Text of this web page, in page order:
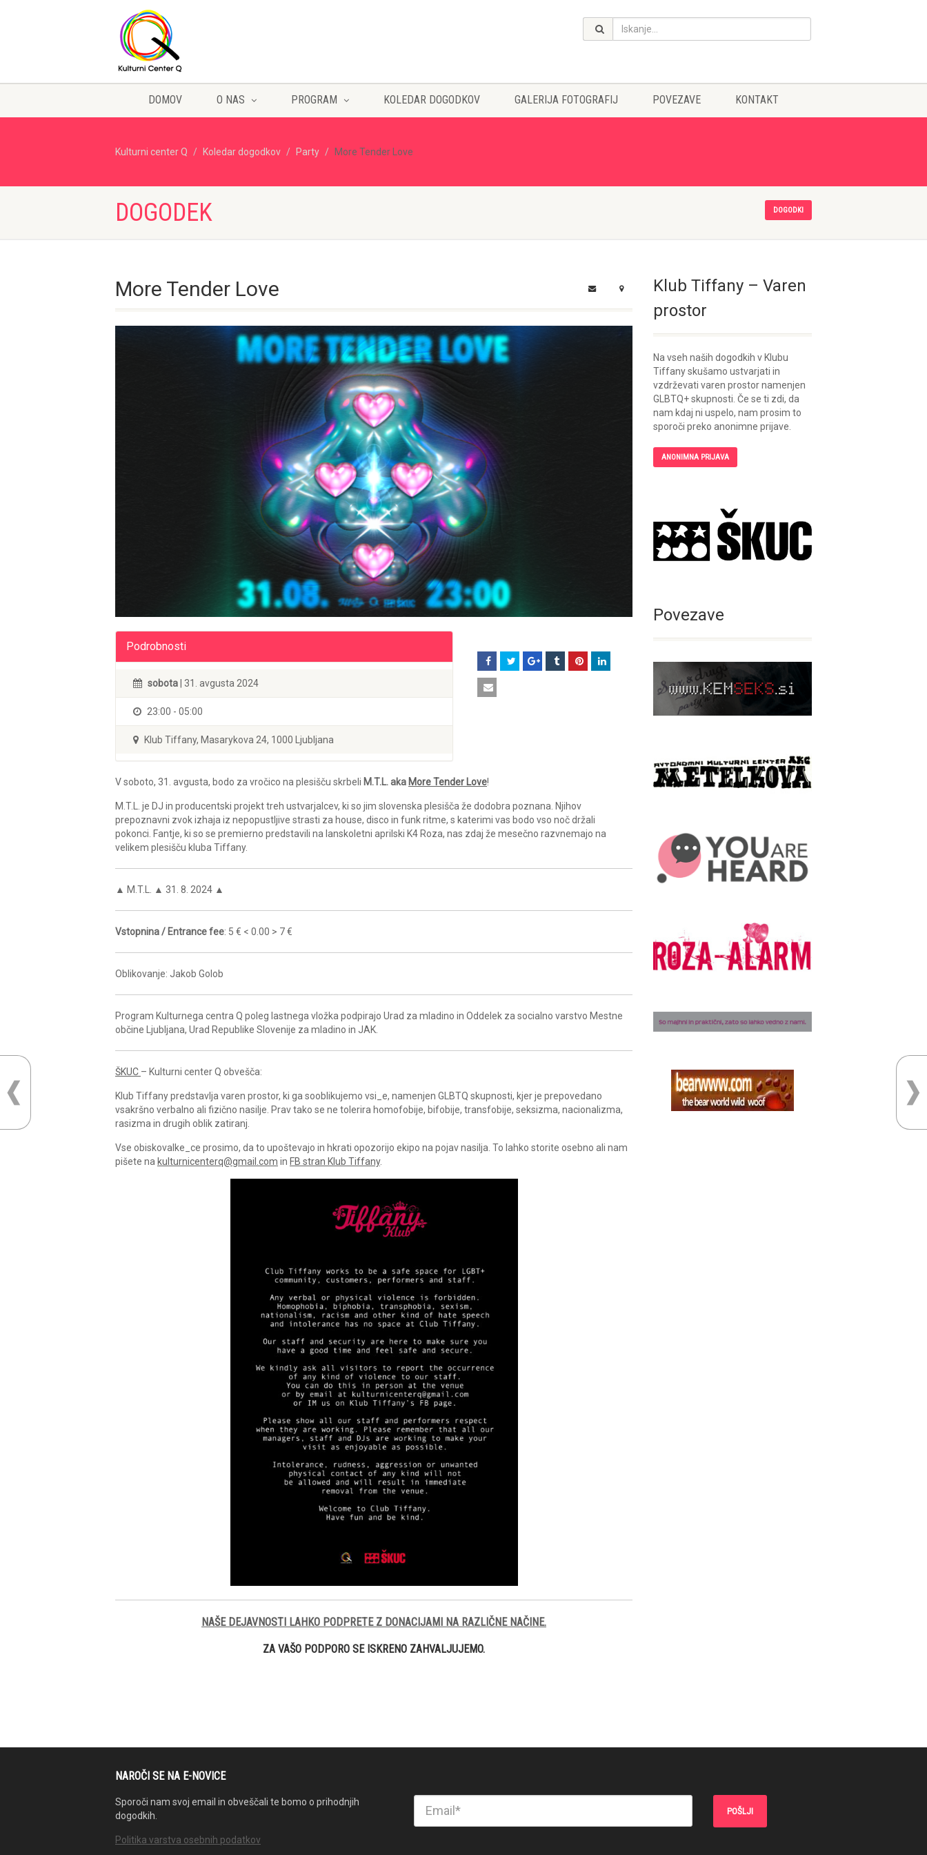
DOMOV O NAS PROGRAM KOLEDAR DOGODKOV GALERIJA FOTOGRAFIJ POVEZAVE KONTAKT
Kulturni center Q Koledar dogodkov Party More Tender Love
DOGODEK DOGODKI
More Tender Love
Podrobnosti
sobota | 31. avgusta 2024
23:00 - 05:00
Klub Tiffany, Masarykova 24, 1000 Ljubljana
V soboto, 31. avgusta, bodo za vročico na plesišču skrbeli M.T.L. aka More Tender Love!
M.T.L. je DJ in producentski projekt treh ustvarjalcev, ki so jim slovenska plesišča že dodobra poznana. Njihov
prepoznavni zvok izhaja iz nepopustljive strasti za house, disco in funk ritme, s katerimi vas bodo vso noč držali
pokonci. Fantje, ki so se premierno predstavili na lanskoletni aprilski K4 Roza, nas zdaj že mesečno razvnemajo na
velikem plesišču kluba Tiffany.
▲ M.T.L. ▲ 31. 8. 2024 ▲
Vstopnina / Entrance fee: 5 € < 0.00 > 7 €
Oblikovanje: Jakob Golob
Program Kulturnega centra Q poleg lastnega vložka podpirajo Urad za mladino in Oddelek za socialno varstvo Mestne
občine Ljubljana, Urad Republike Slovenije za mladino in JAK.
ŠKUC – Kulturni center Q obvešča:
Klub Tiffany predstavlja varen prostor, ki ga sooblikujemo vsi_e, namenjen GLBTQ skupnosti, kjer je prepovedano
vsakršno verbalno ali fizično nasilje. Prav tako se ne tolerira homofobije, bifobije, transfobije, seksizma, nacionalizma,
rasizma in drugih oblik zatiranj.
Vse obiskovalke_ce prosimo, da to upoštevajo in hkrati opozorijo ekipo na pojav nasilja. To lahko storite osebno ali nam
pišete na kulturnicenterq@gmail.com in FB stran Klub Tiffany.
NAŠE DEJAVNOSTI LAHKO PODPRETE Z DONACIJAMI NA RAZLIČNE NAČINE.
ZA VAŠO PODPORO SE ISKRENO ZAHVALJUJEMO.
Klub Tiffany – Varen
prostor
Na vseh naših dogodkih v Klubu
Tiffany skušamo ustvarjati in
vzdrževati varen prostor namenjen
GLBTQ+ skupnosti. Če se ti zdi, da
nam kdaj ni uspelo, nam prosim to
sporoči preko anonimne prijave.
ANONIMNA PRIJAVA
Povezave
NAROČI SE NA E-NOVICE
Sporoči nam svoj email in obveščali te bomo o prihodnjih
dogodkih.
Politika varstva osebnih podatkov